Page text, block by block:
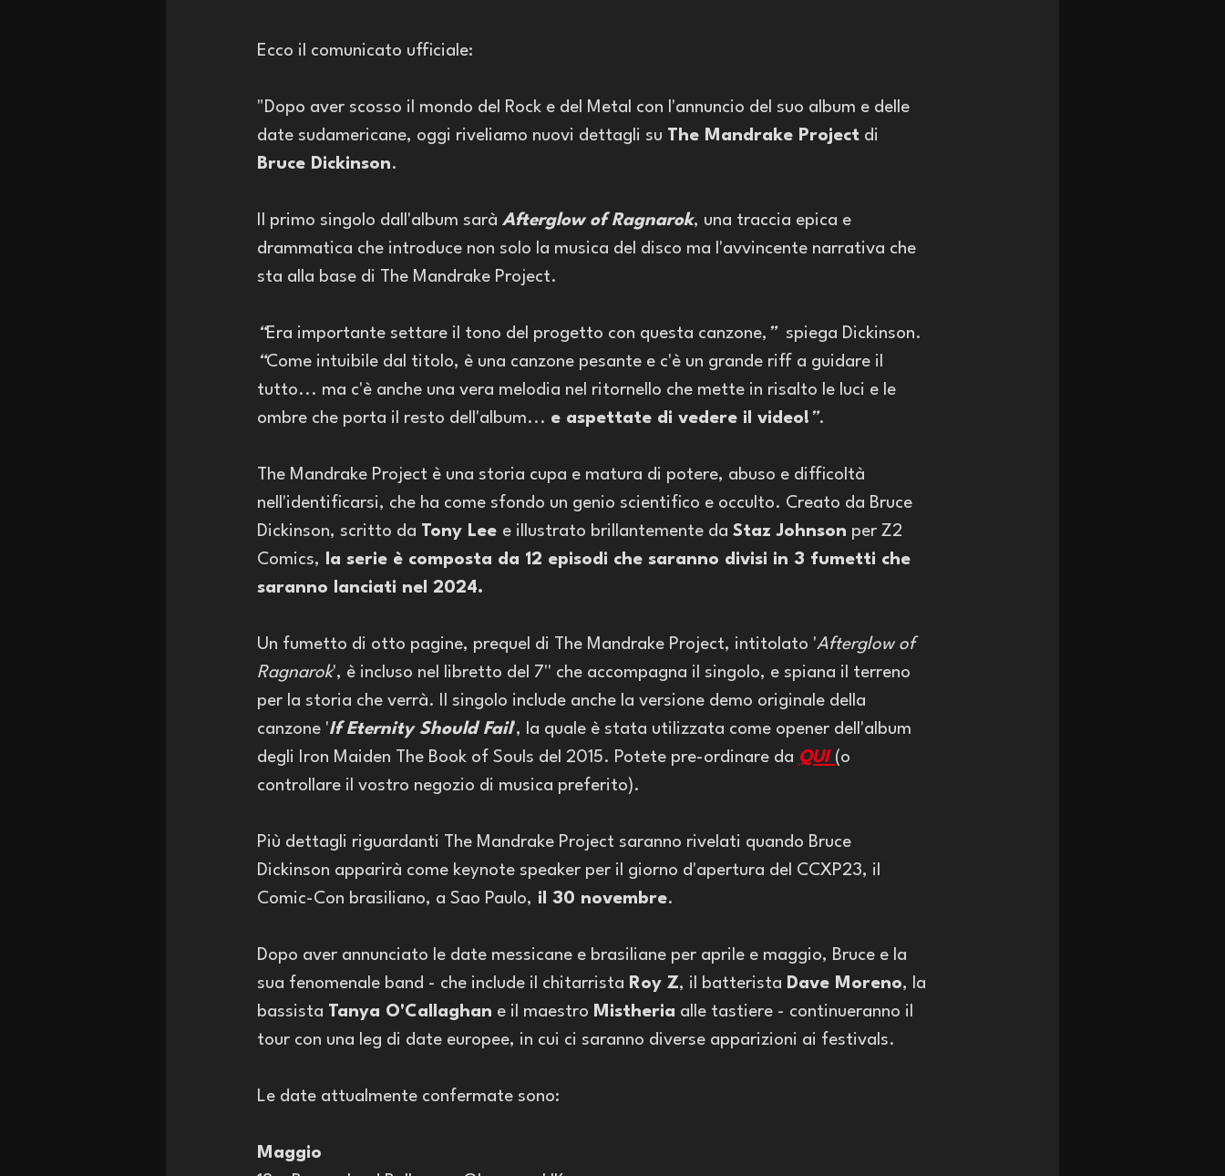
Ecco il comunicato ufficiale:
"Dopo aver scosso il mondo del Rock e del Metal con l'annuncio del suo album e delle
date sudamericane, oggi riveliamo nuovi dettagli su The Mandrake Project di
Bruce Dickinson.
Il primo singolo dall'album sarà Afterglow of Ragnarok, una traccia epica e
drammatica che introduce non solo la musica del disco ma l'avvincente narrativa che
sta alla base di The Mandrake Project.
“Era importante settare il tono del progetto con questa canzone, ”
  spiega Dickinson.
“Come intuibile dal titolo, è una canzone pesante e c'è un grande riff a guidare il
tutto... ma c'è anche una vera melodia nel ritornello che mette in risalto le luci e le
ombre che porta il resto dell'album... e aspettate di vedere il video! ”.
The Mandrake Project è una storia cupa e matura di potere, abuso e difficoltà
nell'identificarsi, che ha come sfondo un genio scientifico e occulto. Creato da Bruce
Dickinson, scritto da Tony Lee e illustrato brillantemente da Staz Johnson per Z2
Comics, la serie è composta da 12 episodi che saranno divisi in 3 fumetti che
saranno lanciati nel 2024.
Un fumetto di otto pagine, prequel di The Mandrake Project, intitolato 'Afterglow of
Ragnarok', è incluso nel libretto del 7'' che accompagna il singolo, e spiana il terreno
per la storia che verrà. Il singolo include anche la versione demo originale della
canzone 'If Eternity Should Fail', la quale è stata utilizzata come opener dell'album
degli Iron Maiden The Book of Souls del 2015. Potete pre-ordinare da QUI (o
controllare il vostro negozio di musica preferito).
Più dettagli riguardanti The Mandrake Project saranno rivelati quando Bruce
Dickinson apparirà come keynote speaker per il giorno d'apertura del CCXP23, il
Comic-Con brasiliano, a Sao Paulo, il 30 novembre.
Dopo aver annunciato le date messicane e brasiliane per aprile e maggio, Bruce e la
sua fenomenale band - che include il chitarrista Roy Z, il batterista Dave Moreno, la
bassista Tanya O'Callaghan e il maestro Mistheria alle tastiere - continueranno il
tour con una leg di date europee, in cui ci saranno diverse apparizioni ai festivals.
Le date attualmente confermate sono:
Maggio